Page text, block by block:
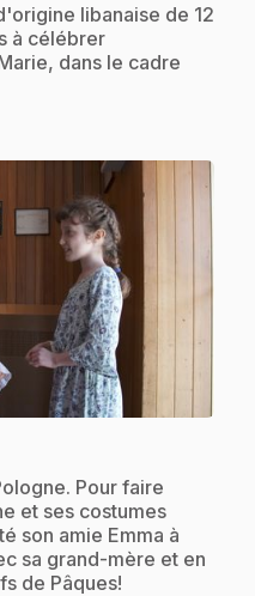
libanaise de 12
à célébrer
dans le cadre
Pour faire
et ses costumes
son amie Emma à
sa grand-mère et en
de Pâques!